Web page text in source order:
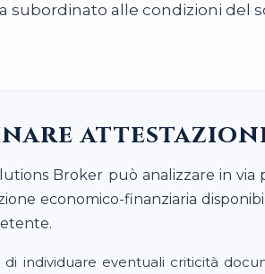
subordinato alle condizioni del
Broker può analizzare in
economico-finanziaria
individuare eventuali criticità